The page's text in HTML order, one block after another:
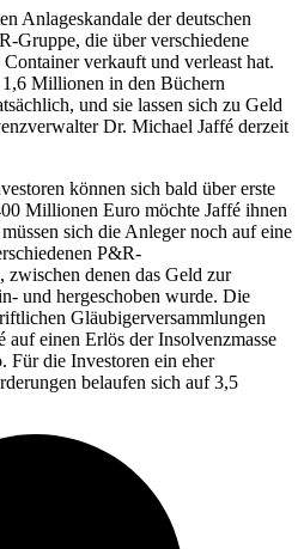
Anlageskandale der deutschen
Gruppe, die über verschiedene
verkauft und verleast hat.
Millionen in den Büchern
und sie lassen sich zu Geld
Dr. Michael Jaffé derzeit
können sich bald über erste
Millionen Euro möchte Jaffé ihnen
sich die Anleger noch auf eine
P&R-
zwischen denen das Geld zur
und hergeschoben wurde. Die
Gläubigerversammlungen
auf einen Erlös der Insolvenzmasse
die Investoren ein eher
belaufen sich auf 3,5